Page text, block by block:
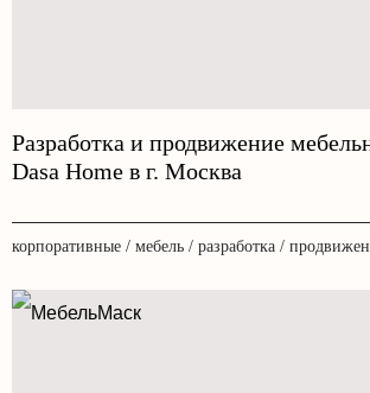
Разработка и продвижение
Dasa Home в г. Москва
корпоративные / мебель / разработка /